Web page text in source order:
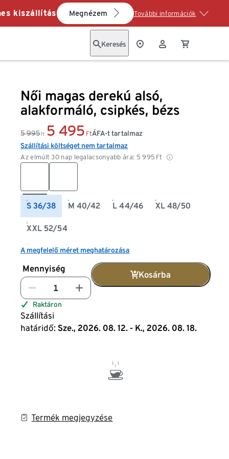
kiszállítás Megnézem További információk
Keresés
Női magas derekú alsó,
alakformáló, csipkés, bézs
5 995 Ft 5 495 Ft
Az elmúlt 30 nap legalacsonyabb ára: 5 995 Ft
ÁFA-t tartalmaz
Szállítási költséget nem tartalmaz
S 36/38 M 40/42 L 44/46 XL 48/50
XXL 52/54
A megfelelő méret meghatározása
Mennyiség
Kosárba
Raktáron
Szállítási
határidő: Sze., 2026. 08. 12. - K., 2026. 08. 18.
Termék megjegyzése